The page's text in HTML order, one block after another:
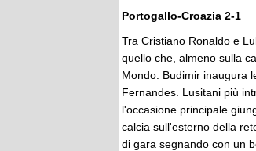
Portogallo-Croazia 2-1
Tra Cristiano Ronaldo e
quello che, almeno sulla
Mondo. Budimir inaugura
Fernandes. Lusitani più
l'occasione principale
calcia sull'esterno della
di gara segnando con un